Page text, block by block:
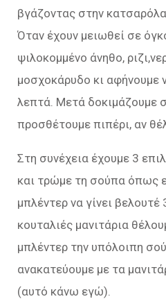
βγάζοντας στην
Όταν έχουν μειωθεί σε
ψιλοκομμένο άνηθο,
μοσχοκάρυδο κι αφήνουμε
λεπτά. Μετά δοκιμάζουμε
προσθέτουμε πιπέρι, αν
Στη συνέχεια έχουμε 3
και τρώμε τη σούπα όπως
μπλέντερ να γίνει
κουταλιές μανιτάρια
μπλέντερ την υπόλοιπη
ανακατεύουμε με τα
(αυτό κάνω εγώ).